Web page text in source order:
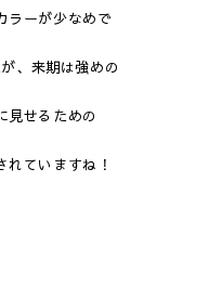
ラーが少なめで
、来期は強めの
見せるための
れていますね！